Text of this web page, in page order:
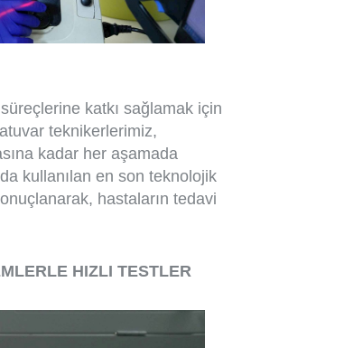
katkı sağlamak için
teknikerlerimiz,
kadar her aşamada
kullanılan en son teknolojik
hastaların tedavi
HIZLI TESTLER